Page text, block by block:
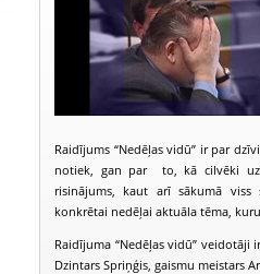
Raidījums “Nedēļas vidū” ir par
notiek, gan par to, kā cilvēki
risinājums, kaut arī sākumā
konkrētai nedēļai aktuāla tēma,
Raidījuma “Nedēļas vidū” veidotāji
Dzintars Spriņģis, gaismu meistars